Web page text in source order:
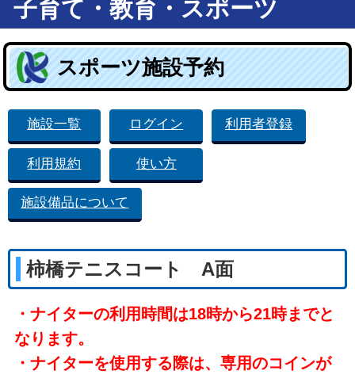
子育て・教育・スポーツ
スポーツ施設予約
施設一覧 ログイン 利用者登録
利用規約 使い方
施設備品について
柿橋テニスコート A面
・ナイターの利用時間は18時から21時までと
なります。
・ナイターを使用する際は、専用のコインが